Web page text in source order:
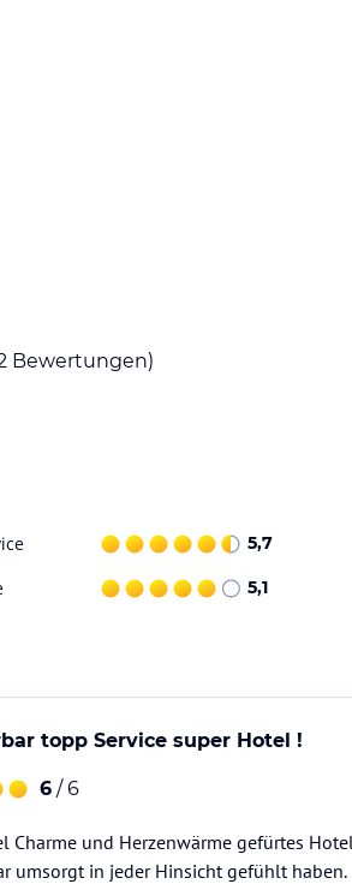
Bewertungen)
5,7
5,1
topp Service super Hotel !
6 / 6
Charme und Herzenwärme gefürtes
umsorgt in jeder Hinsicht gefühlt haben.